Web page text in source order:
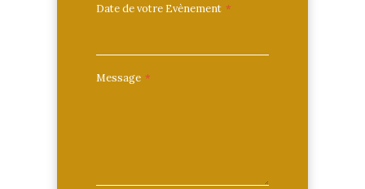
Date de votre Evènement *
Message *